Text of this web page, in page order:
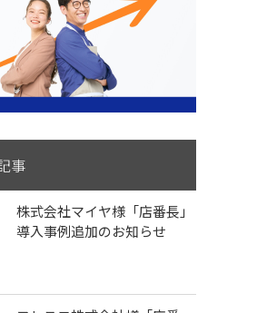
事
株式会社マイヤ様「店番長」
導入事例追加のお知らせ